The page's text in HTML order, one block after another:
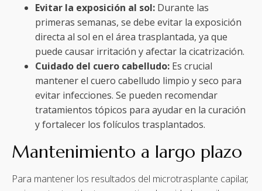
Evitar la exposición al sol: Durante las
primeras semanas, se debe evitar la exposición
directa al sol en el área trasplantada, ya que
puede causar irritación y afectar la cicatrización.
Cuidado del cuero cabelludo: Es crucial
mantener el cuero cabelludo limpio y seco para
evitar infecciones. Se pueden recomendar
tratamientos tópicos para ayudar en la curación
y fortalecer los folículos trasplantados.
Mantenimiento a largo plazo
Para mantener los resultados del microtrasplante capilar,